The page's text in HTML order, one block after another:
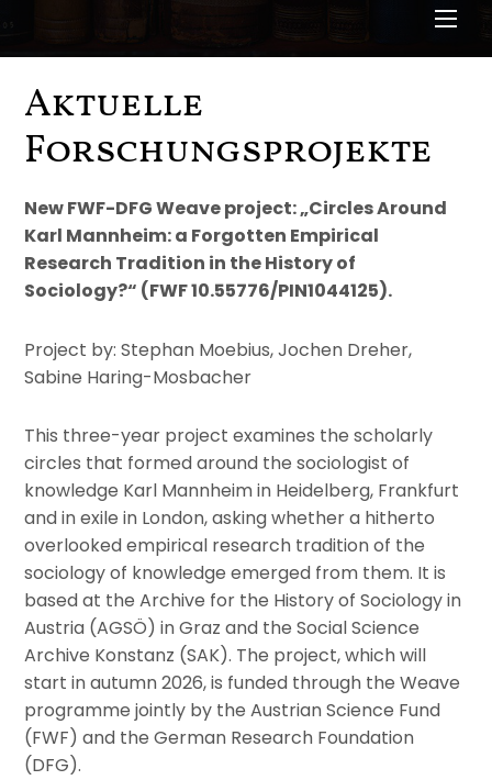
Aktuelle
Forschungsprojekte
New FWF-DFG Weave project: „Circles Around
Karl Mannheim: a Forgotten Empirical
Research Tradition in the History of
Sociology?“ (FWF 10.55776/PIN1044125).
Project by: Stephan Moebius, Jochen Dreher,
Sabine Haring-Mosbacher
This three-year project examines the scholarly
circles that formed around the sociologist of
knowledge Karl Mannheim in Heidelberg, Frankfurt
and in exile in London, asking whether a hitherto
overlooked empirical research tradition of the
sociology of knowledge emerged from them. It is
based at the Archive for the History of Sociology in
Austria (AGSÖ) in Graz and the Social Science
Archive Konstanz (SAK). The project, which will
start in autumn 2026, is funded through the Weave
programme jointly by the Austrian Science Fund
(FWF) and the German Research Foundation
(DFG).